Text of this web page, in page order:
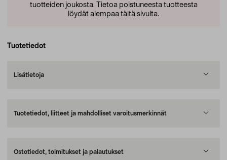
tuotteiden joukosta. Tietoa poistuneesta tuotteesta
löydät alempaa tältä sivulta.
Tuotetiedot
Lisätietoja
Tuotetiedot, liitteet ja mahdolliset varoitusmerkinnät
Ostotiedot, toimitukset ja palautukset